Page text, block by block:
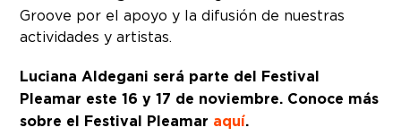
Groove por el apoyo y la difusión de nuestras
actividades y artistas.
Luciana Aldegani será parte del Festival
Pleamar este 16 y 17 de noviembre. Conoce más
sobre el Festival Pleamar aquí.